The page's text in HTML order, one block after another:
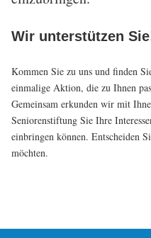
Wir unterstützen
Kommen Sie zu uns und finden
einmalige Aktion, die zu Ihnen
Gemeinsam erkunden wir mit
Seniorenstiftung Sie Ihre
einbringen können. Entscheiden
möchten.